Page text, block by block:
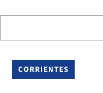
CORRIENTES